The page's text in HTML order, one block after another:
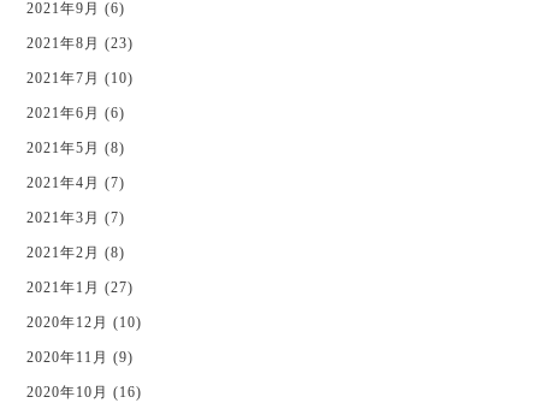
2021年9月 (6)
2021年8月 (23)
2021年7月 (10)
2021年6月 (6)
2021年5月 (8)
2021年4月 (7)
2021年3月 (7)
2021年2月 (8)
2021年1月 (27)
2020年12月 (10)
2020年11月 (9)
2020年10月 (16)